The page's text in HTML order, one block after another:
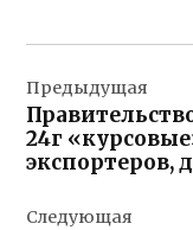
по
записям
Предыдущая
24г
экспортеров,
Следующая